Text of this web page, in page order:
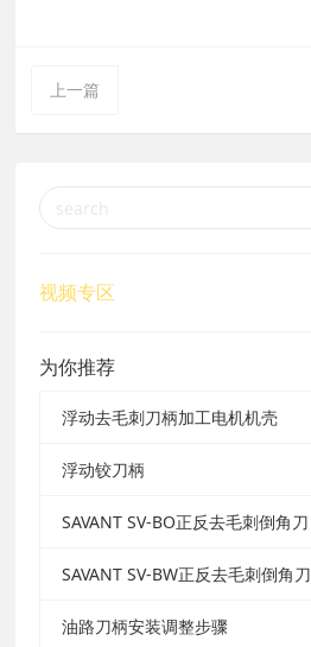
上一篇
视频专区
为你推荐
浮动去毛刺刀柄加工电机机壳
浮动铰刀柄
SAVANT SV-BO正反去毛刺倒角刀
SAVANT SV-BW正反去毛刺倒角刀
油路刀柄安装调整步骤